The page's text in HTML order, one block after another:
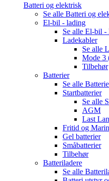
Batteri og elektrisk
Se alle Batteri og
El-bil - lading
Se alle El-bil -
Ladekabler
Se alle
Mode 3
Tilbehør
Batterier
Se alle
Startbatterier
Se alle
AGM
Last
Fritid og
Gel batterier
Småbatterier
Tilbehør
Batteriladere
Se alle